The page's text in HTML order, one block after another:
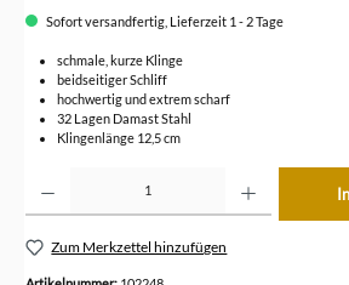
Sofort versandfertig, Lieferzeit 1 - 2 Tage
schmale, kurze Klinge
beidseitiger Schliff
hochwertig und extrem scharf
32 Lagen Damast Stahl
Klingenlänge 12,5 cm
Zum Merkzettel hinzufügen